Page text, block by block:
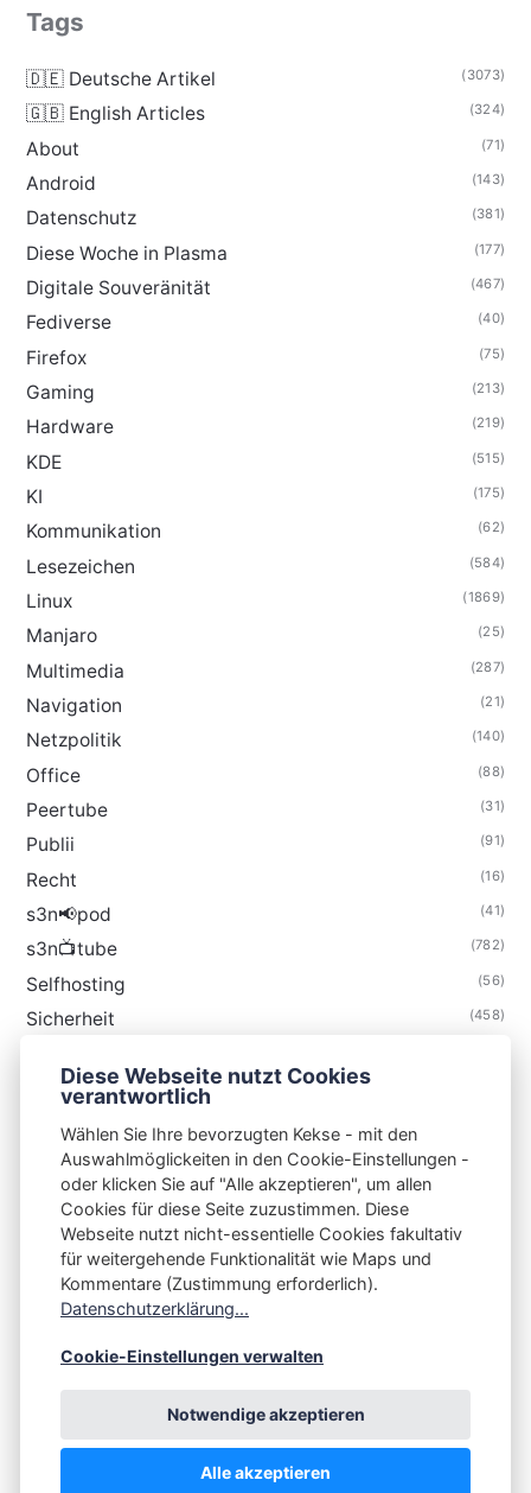
Tags
🇩🇪 Deutsche Artikel (3073)
🇬🇧 English Articles (324)
About (71)
Android (143)
Datenschutz (381)
Diese Woche in Plasma (177)
Digitale Souveränität (467)
Fediverse (40)
Firefox (75)
Gaming (213)
Hardware (219)
KDE (515)
KI (175)
Kommunikation (62)
Lesezeichen (584)
Linux (1869)
Manjaro (25)
Multimedia (287)
Navigation (21)
Netzpolitik (140)
Office (88)
Peertube (31)
Publii (91)
Recht (16)
s3n📢pod (41)
s3n📺tube (782)
Selfhosting (56)
Sicherheit (458)
Thunderbird
S3N🧩NET
Integrating Open-Source Blog Network (iOSBN)
Impressum
Kontakt
Diese Webseite nutzt Cookies
verantwortlich
Wählen Sie Ihre bevorzugten Kekse - mit den
Auswahlmöglickeiten in den Cookie-Einstellungen -
oder klicken Sie auf "Alle akzeptieren", um allen
Cookies für diese Seite zuzustimmen. Diese
Webseite nutzt nicht-essentielle Cookies fakultativ
für weitergehende Funktionalität wie Maps und
Kommentare (Zustimmung erforderlich).
Datenschutzerklärung...
Cookie-Einstellungen verwalten
Notwendige akzeptieren
Alle akzeptieren